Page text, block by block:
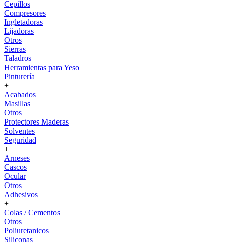
Cepillos
Compresores
Ingletadoras
Lijadoras
Otros
Sierras
Taladros
Herramientas para Yeso
Pinturería
+
Acabados
Masillas
Otros
Protectores Maderas
Solventes
Seguridad
+
Arneses
Cascos
Ocular
Otros
Adhesivos
+
Colas / Cementos
Otros
Poliuretanicos
Siliconas